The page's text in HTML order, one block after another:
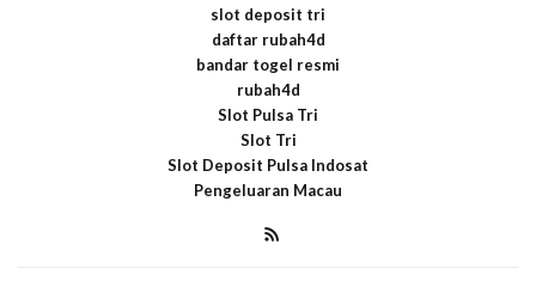
slot deposit tri
daftar rubah4d
bandar togel resmi
rubah4d
Slot Pulsa Tri
Slot Tri
Slot Deposit Pulsa Indosat
Pengeluaran Macau